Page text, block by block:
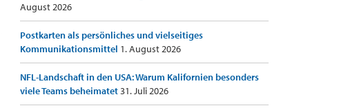
August 2026
Postkarten als persönliches und vielseitiges
Kommunikationsmittel 1. August 2026
NFL-Landschaft in den USA: Warum Kalifornien besonders
viele Teams beheimatet31. Juli 2026